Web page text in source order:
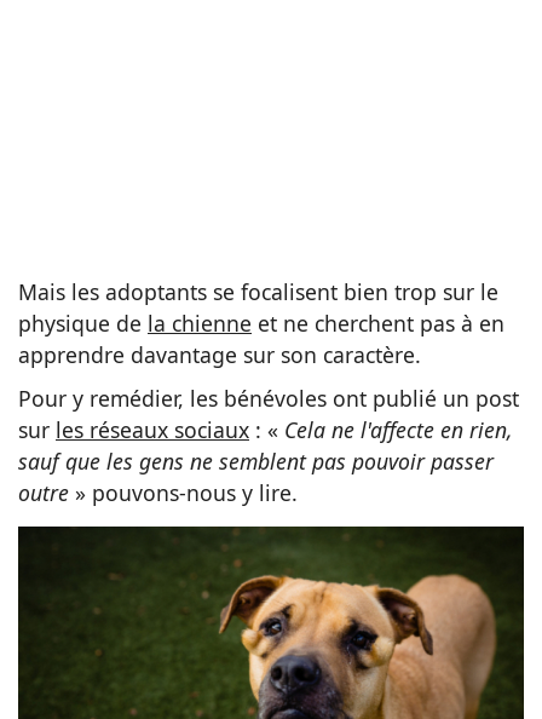
Mais les adoptants se focalisent bien trop sur le
physique de la chienne et ne cherchent pas à en
apprendre davantage sur son caractère.
Pour y remédier, les bénévoles ont publié un post
sur les réseaux sociaux : « Cela ne l'affecte en rien,
sauf que les gens ne semblent pas pouvoir passer
outre » pouvons-nous y lire.